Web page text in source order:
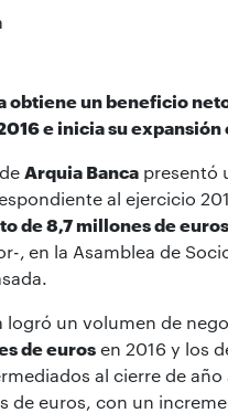
obtiene un beneficio
e inicia su expansión
Arquia Banca presentó
al ejercicio
de 8,7 millones de euros
, en la Asamblea de
logró un volumen de
de euros en 2016 y los
al cierre de año
de euros, con un